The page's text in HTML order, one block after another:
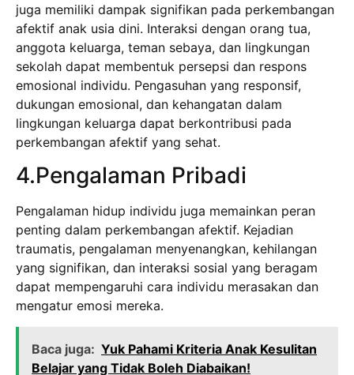
juga memiliki dampak signifikan pada perkembangan
afektif anak usia dini. Interaksi dengan orang tua,
anggota keluarga, teman sebaya, dan lingkungan
sekolah dapat membentuk persepsi dan respons
emosional individu. Pengasuhan yang responsif,
dukungan emosional, dan kehangatan dalam
lingkungan keluarga dapat berkontribusi pada
perkembangan afektif yang sehat.
4.Pengalaman Pribadi
Pengalaman hidup individu juga memainkan peran
penting dalam perkembangan afektif. Kejadian
traumatis, pengalaman menyenangkan, kehilangan
yang signifikan, dan interaksi sosial yang beragam
dapat mempengaruhi cara individu merasakan dan
mengatur emosi mereka.
Baca juga: Yuk Pahami Kriteria Anak Kesulitan
Belajar yang Tidak Boleh Diabaikan!